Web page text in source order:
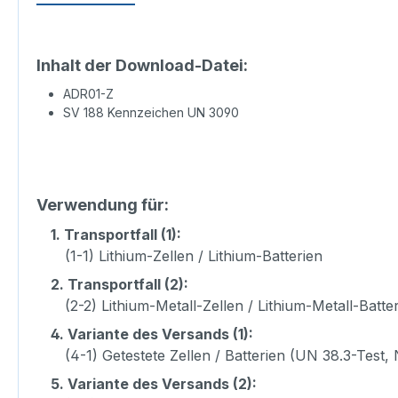
Inhalt der Download-Datei:
ADR01-Z
SV 188 Kennzeichen UN 3090
Verwendung für:
1. Transportfall (1):
(1-1) Lithium-Zellen / Lithium-Batterien
2. Transportfall (2):
(2-2) Lithium-Metall-Zellen / Lithium-Metall-
4. Variante des Versands (1):
(4-1) Getestete Zellen / Batterien (UN 38.3-Test,
5. Variante des Versands (2):